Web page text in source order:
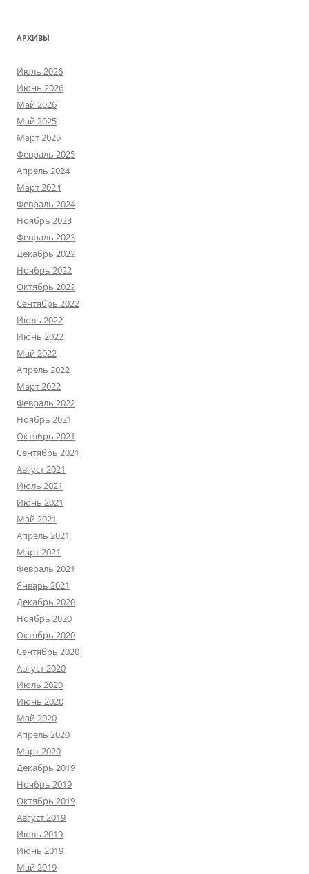
АРХИВЫ
Июль 2026
Июнь 2026
Май 2026
Май 2025
Март 2025
Февраль 2025
Апрель 2024
Март 2024
Февраль 2024
Ноябрь 2023
Февраль 2023
Декабрь 2022
Ноябрь 2022
Октябрь 2022
Сентябрь 2022
Июль 2022
Июнь 2022
Май 2022
Апрель 2022
Март 2022
Февраль 2022
Ноябрь 2021
Октябрь 2021
Сентябрь 2021
Август 2021
Июль 2021
Июнь 2021
Май 2021
Апрель 2021
Март 2021
Февраль 2021
Январь 2021
Декабрь 2020
Ноябрь 2020
Октябрь 2020
Сентябрь 2020
Август 2020
Июль 2020
Июнь 2020
Май 2020
Апрель 2020
Март 2020
Декабрь 2019
Ноябрь 2019
Октябрь 2019
Август 2019
Июль 2019
Июнь 2019
Май 2019